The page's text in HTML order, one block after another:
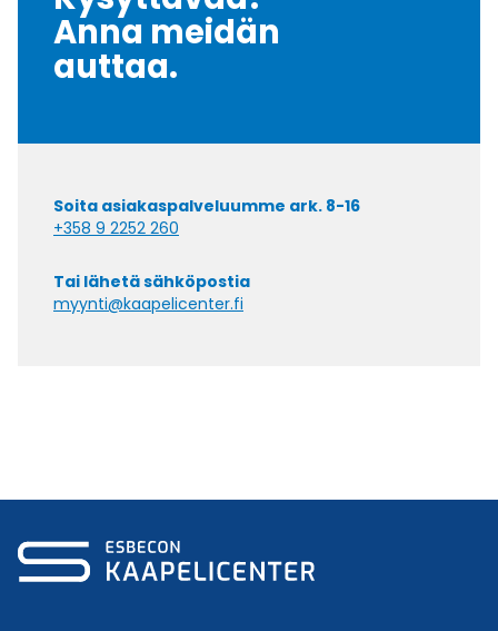
Anna meidän
auttaa.
Soita asiakaspalveluumme ark. 8-16
+358 9 2252 260
Tai lähetä sähköpostia
myynti@kaapelicenter.fi